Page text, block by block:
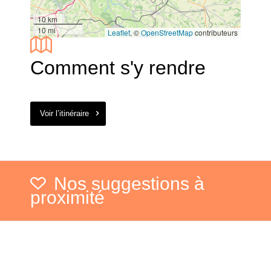
10 km
10 mi
Leaflet, ©OpenStreetMapcontributeurs
Comment s'y rendre
Voir l’itinéraire
Nos suggestions à
proximité